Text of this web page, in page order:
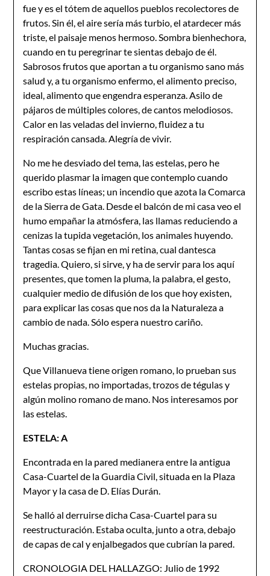
fue y es el tótem de aquellos pueblos recolectores de
frutos. Sin él, el aire sería más turbio, el atardecer más
triste, el paisaje menos hermoso. Sombra bienhechora,
cuando en tu peregrinar te sientas debajo de él.
Sabrosos frutos que aportan a tu organismo sano más
salud y, a tu organismo enfermo, el alimento preciso,
ideal, alimento que engendra esperanza. Asilo de
pájaros de múltiples colores, de cantos melodiosos.
Calor en las veladas del invierno, fluidez a tu
respiración cansada. Alegría de vivir.
No me he desviado del tema, las estelas, pero he
querido plasmar la imagen que contemplo cuando
escribo estas líneas; un incendio que azota la Comarca
de la Sierra de Gata. Desde el balcón de mi casa veo el
humo empañar la atmósfera, las llamas reduciendo a
cenizas la tupida vegetación, los animales huyendo.
Tantas cosas se fijan en mi retina, cual dantesca
tragedia. Quiero, si sirve, y ha de servir para los aquí
presentes, que tomen la pluma, la palabra, el gesto,
cualquier medio de difusión de los que hoy existen,
para explicar las cosas que nos da la Naturaleza a
cambio de nada. Sólo espera nuestro cariño.
Muchas gracias.
Que Villanueva tiene origen romano, lo prueban sus
estelas propias, no importadas, trozos de tégulas y
algún molino romano de mano. Nos interesamos por
las estelas.
ESTELA: A
Encontrada en la pared medianera entre la antigua
Casa-Cuartel de la Guardia Civil, situada en la Plaza
Mayor y la casa de D. Elías Durán.
Se halló al derruirse dicha Casa-Cuartel para su
reestructuración. Estaba oculta, junto a otra, debajo
de capas de cal y enjalbegados que cubrían la pared.
CRONOLOGIA DEL HALLAZGO: Julio de 1992